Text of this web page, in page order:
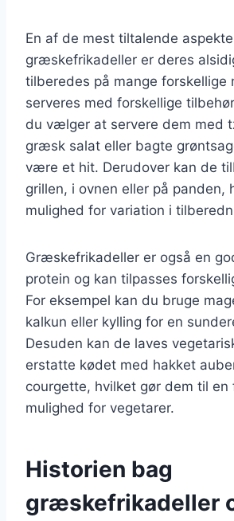
En af de mest tiltalende
græskefrikadeller er deres
tilberedes på mange forskellige
serveres med forskellige
du vælger at servere dem med
græsk salat eller bagte
være et hit. Derudover kan de
grillen, i ovnen eller på panden,
mulighed for variation i
Græskefrikadeller er også en
protein og kan tilpasses
For eksempel kan du bruge
kalkun eller kylling for en
Desuden kan de laves
erstatte kødet med hakket
courgette, hvilket gør dem til en
mulighed for vegetarer.
Historien bag
græskefrikadeller